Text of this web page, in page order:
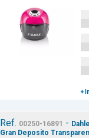
+
Ref. 00250-16891 -
Gran Deposito